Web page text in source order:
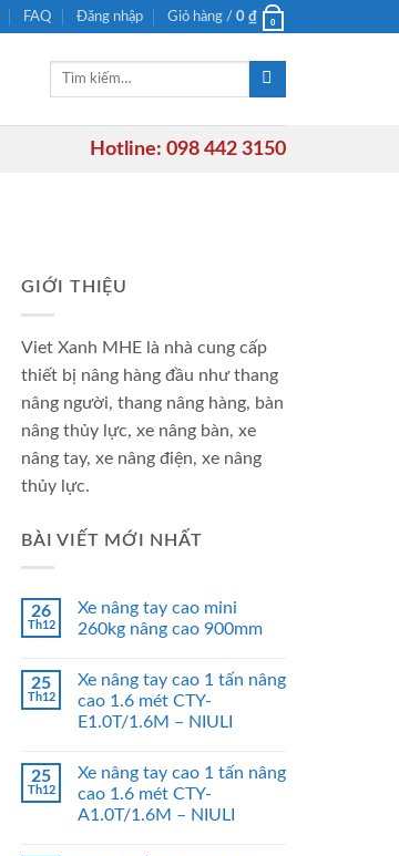
FAQ Đăng nhập Giỏ hàng / 0 ₫ 0
Tìm
Hotline: 098 442 3150
GIỚI THIỆU
Viet Xanh MHE là nhà cung cấp
thiết bị nâng hàng đầu như thang
nâng người, thang nâng hàng, bàn
nâng thủy lực, xe nâng bàn, xe
nâng tay, xe nâng điện, xe nâng
thủy lực.
BÀI VIẾT MỚI NHẤT
26
Th12
Xe nâng tay cao mini
260kg nâng cao 900mm
25
Th12
Xe nâng tay cao 1 tấn nâng
cao 1.6 mét CTY-
E1.0T/1.6M – NIULI
25
Th12
Xe nâng tay cao 1 tấn nâng
cao 1.6 mét CTY-
A1.0T/1.6M – NIULI